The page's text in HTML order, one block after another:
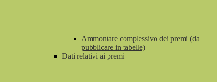
Ammontare complessivo dei premi (da
pubblicare in tabelle)
Dati relativi ai premi